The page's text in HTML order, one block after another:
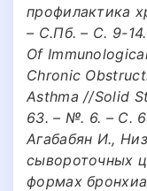
профилактика
– С.Пб. – С. 9-
Of
Chronic
Asthma //Solid
63. – №. 6. – С.
Агабабян И.,
сывороточных
формах